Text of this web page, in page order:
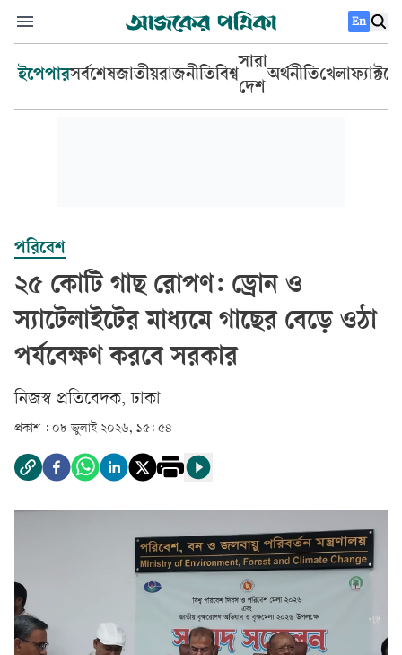
En
ইপেপারসর্বশেষজাতীয়রাজনীতিবিশ্ব
সারা
দেশ
অর্থনীতিখেলা
পরিবেশ
২৫ কোটি গাছ রোপণ: ড্রোন ও
স্যাটেলাইটের মাধ্যমে গাছের বেড়ে ওঠা
পর্যবেক্ষণ করবে সরকার
‎নিজস্ব প্রতিবেদক, ঢাকা‎
প্রকাশ : ০৮ জুলাই ২০২৬, ১৫: ৫৪